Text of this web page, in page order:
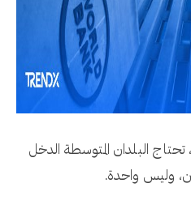
البلدان المتوسطة الدخل
وليس واحدة.